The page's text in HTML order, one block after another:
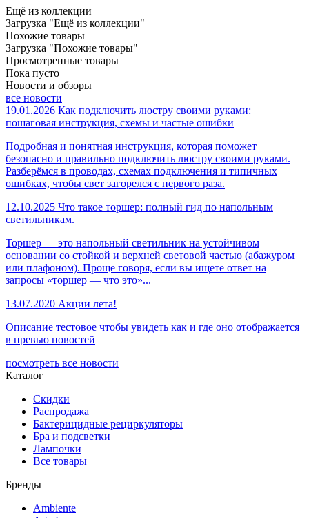
Ещё из коллекции
Загрузка "Ещё из коллекции"
Похожие товары
Загрузка "Похожие товары"
Просмотренные товары
Пока пусто
Новости и обзоры
все новости
19.01.2026 Как подключить люстру своими руками:
пошаговая инструкция, схемы и частые ошибки
Подробная и понятная инструкция, которая поможет
безопасно и правильно подключить люстру своими руками.
Разберёмся в проводах, схемах подключения и типичных
ошибках, чтобы свет загорелся с первого раза.
12.10.2025 Что такое торшер: полный гид по напольным
светильникам.
Торшер — это напольный светильник на устойчивом
основании со стойкой и верхней световой частью (абажуром
или плафоном). Проще говоря, если вы ищете ответ на
запросы «торшер — что это»...
13.07.2020 Акции лета!
Описание тестовое чтобы увидеть как и где оно отображается
в превью новостей
посмотреть все новости
Каталог
Скидки
Распродажа
Бактерицидные рециркуляторы
Бра и подсветки
Лампочки
Все товары
Бренды
Ambiente